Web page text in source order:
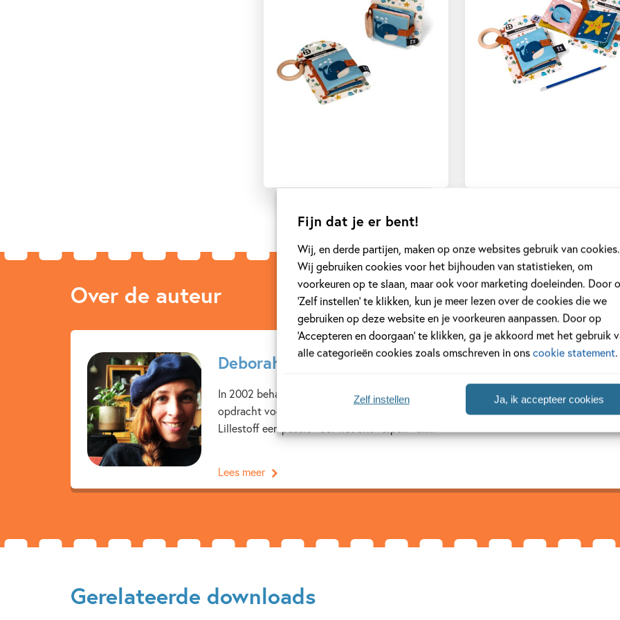
Fijn dat je er bent!
Wij, en derde partijen, maken op onze websites gebruik van cookies.
Wij gebruiken cookies voor het bijhouden van statistieken, om
voorkeuren op te slaan, maar ook voor marketing doeleinden. Door
‘Zelf instellen’ te klikken, kun je meer lezen over de cookies die we
gebruiken op deze website en je voorkeuren aanpassen. Door op
‘Accepteren en doorgaan’ te klikken, ga je akkoord met het gebruik
alle categorieën cookies zoals omschreven in onscookie statement.
Ja, ik accepteer cookies
Zelf instellen
Over de auteur
Deborah van de Leijgraaf
In 2002 behaalde Deborah van de Leijgraaf cum laude haar diploma aan de Willem
opdracht voor verschillende binnen- en buitenlandse tijdschriften en uitgeverijen.
Lillestoff een passie voor het ontwerpen van...
Lees meer
Gerelateerde downloads